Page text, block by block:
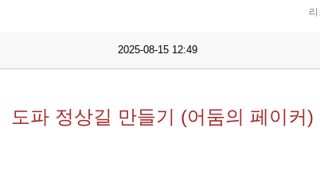
2025-08-15 12:49
도파 정상길 만들기 (어둠의 페이커)